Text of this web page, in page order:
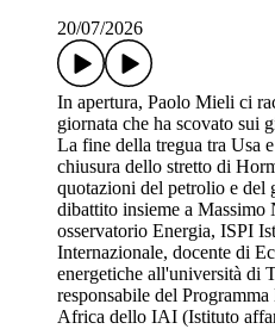
20/07/2026
In apertura, Paolo Mieli ci
giornata che ha scovato sui
La fine della tregua tra Usa
chiusura dello stretto di
quotazioni del petrolio e del
dibattito insieme a Massimo
osservatorio Energia, ISPI
Internazionale, docente di
energetiche all'università di
responsabile del
Africa dello IAI (Istituto